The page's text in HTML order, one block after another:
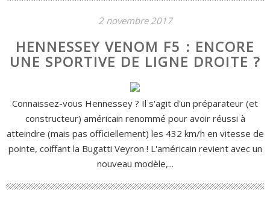
2 novembre 2017
HENNESSEY VENOM F5 : ENCORE
UNE SPORTIVE DE LIGNE DROITE ?
Connaissez-vous Hennessey ? Il s'agit d'un préparateur (et
constructeur) américain renommé pour avoir réussi à
atteindre (mais pas officiellement) les 432 km/h en vitesse de
pointe, coiffant la Bugatti Veyron ! L'américain revient avec un
nouveau modèle,...